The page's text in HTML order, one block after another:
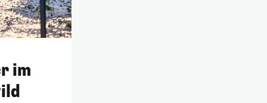
im